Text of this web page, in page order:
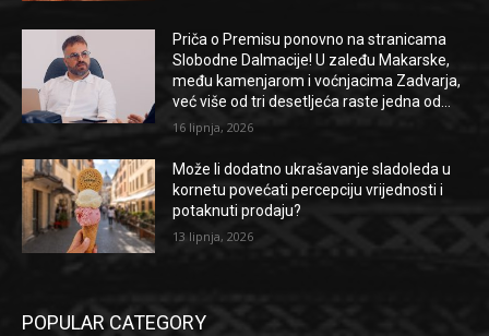
Priča o Premisu ponovno na stranicama
Slobodne Dalmacije! U zaleđu Makarske,
među kamenjarom i voćnjacima Zadvarja,
već više od tri desetljeća raste jedna od...
16 lipnja, 2026
Može li dodatno ukrašavanje sladoleda u
kornetu povećati percepciju vrijednosti i
potaknuti prodaju?
13 lipnja, 2026
POPULAR CATEGORY